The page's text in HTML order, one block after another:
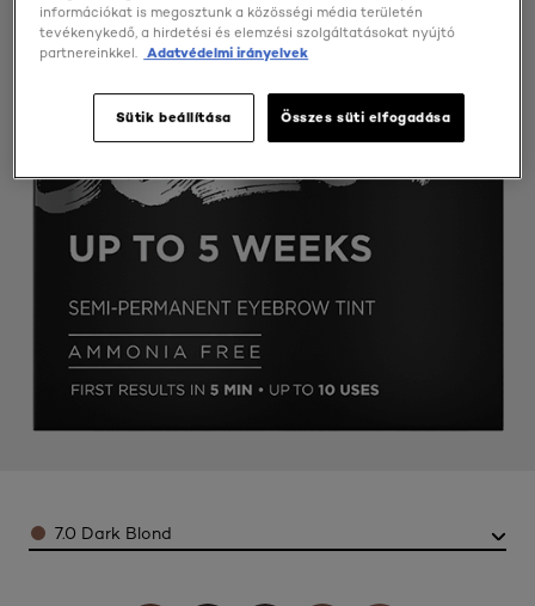
Color7.0 Dark Blond
információkat is megosztunk a közösségi média területén
tevékenykedő, a hirdetési és elemzési szolgáltatásokat nyújtó
partnereinkkel. Adatvédelmi irányelvek
Sütik beállítása Összes süti elfogadása